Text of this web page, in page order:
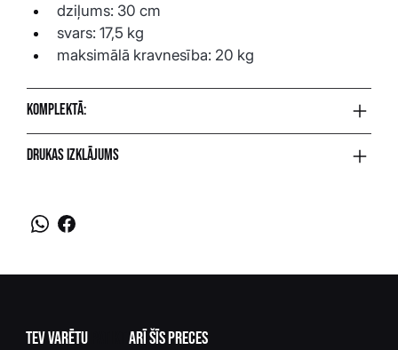
dziļums: 30 cm
svars: 17,5 kg
maksimālā kravnesība: 20 kg
Komplektā:
Drukas izklājums
Tev varētu arī šīs preces